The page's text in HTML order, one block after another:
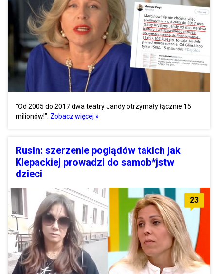
"Od 2005 do 2017 dwa teatry Jandy otrzymały łącznie 15
milionów!". Zobacz więcej »
Rusin: szerzenie poglądów takich jak
Klepackiej prowadzi do samob*jstw
dzieci
23